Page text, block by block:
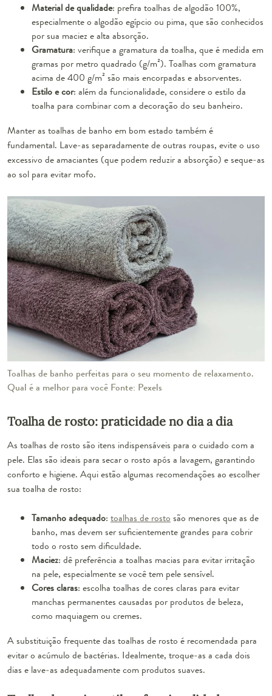
Material de qualidade: prefira toalhas de algodão 100%,
especialmente o algodão egípcio ou pima, que são conhecidos
por sua maciez e alta absorção.
Gramatura: verifique a gramatura da toalha, que é medida em
gramas por metro quadrado (g/m²). Toalhas com gramatura
acima de 400 g/m² são mais encorpadas e absorventes.
Estilo e cor: além da funcionalidade, considere o estilo da
toalha para combinar com a decoração do seu banheiro.
Manter as toalhas de banho em bom estado também é
fundamental. Lave-as separadamente de outras roupas, evite o uso
excessivo de amaciantes (que podem reduzir a absorção) e seque-as
ao sol para evitar mofo.
Toalhas de banho perfeitas para o seu momento de relaxamento.
Qual é a melhor para você Fonte: Pexels
Toalha de rosto: praticidade no dia a dia
As toalhas de rosto são itens indispensáveis para o cuidado com a
pele. Elas são ideais para secar o rosto após a lavagem, garantindo
conforto e higiene. Aqui estão algumas recomendações ao escolher
sua toalha de rosto:
Tamanho adequado: toalhas de rosto são menores que as de
banho, mas devem ser suficientemente grandes para cobrir
todo o rosto sem dificuldade.
Maciez: dê preferência a toalhas macias para evitar irritação
na pele, especialmente se você tem pele sensível.
Cores claras: escolha toalhas de cores claras para evitar
manchas permanentes causadas por produtos de beleza,
como maquiagem ou cremes.
A substituição frequente das toalhas de rosto é recomendada para
evitar o acúmulo de bactérias. Idealmente, troque-as a cada dois
dias e lave-as adequadamente com produtos suaves.